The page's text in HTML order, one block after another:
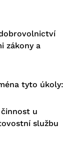
zákony a
tyto úkoly:
u
službu